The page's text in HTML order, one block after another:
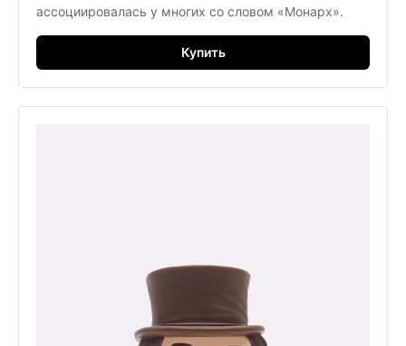
ассоциировалась у многих со словом «Монарх».
Купить